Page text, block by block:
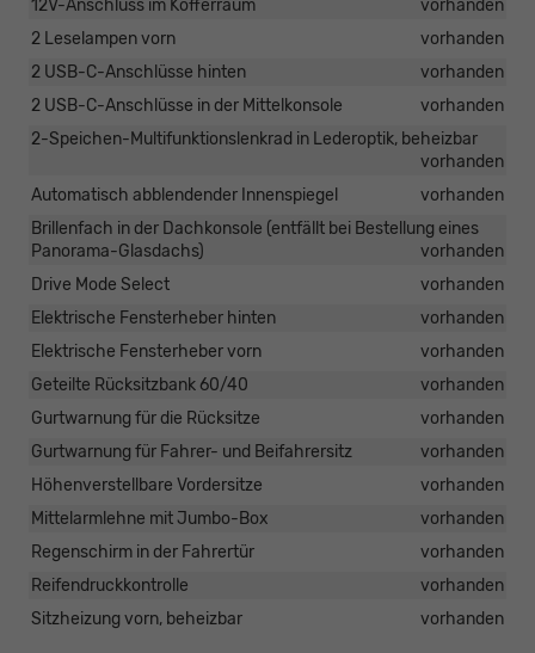
12V-Anschluss im Kofferraum
vorhanden
2 Leselampen vorn
vorhanden
2 USB-C-Anschlüsse hinten
vorhanden
2 USB-C-Anschlüsse in der Mittelkonsole
vorhanden
2-Speichen-Multifunktionslenkrad in Lederoptik, beheizbar
vorhanden
Automatisch abblendender Innenspiegel
vorhanden
Brillenfach in der Dachkonsole (entfällt bei Bestellung eines
Panorama-Glasdachs)
vorhanden
Drive Mode Select
vorhanden
Elektrische Fensterheber hinten
vorhanden
Elektrische Fensterheber vorn
vorhanden
Geteilte Rücksitzbank 60/40
vorhanden
Gurtwarnung für die Rücksitze
vorhanden
Gurtwarnung für Fahrer- und Beifahrersitz
vorhanden
Höhenverstellbare Vordersitze
vorhanden
Mittelarmlehne mit Jumbo-Box
vorhanden
Regenschirm in der Fahrertür
vorhanden
Reifendruckkontrolle
vorhanden
Sitzheizung vorn, beheizbar
vorhanden